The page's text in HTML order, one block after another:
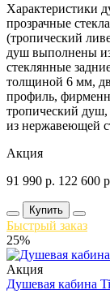
Характеристики
прозрачные
(тропический
душ выполнены
стеклянные
толщиной 6 мм,
профиль,
тропический душ,
из нержавеющей
Акция
91 990 р. 122 600
Купить
Быстрый заказ
25%
Акция
Душевая кабина